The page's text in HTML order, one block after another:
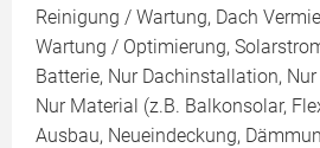
Reinigung / Wartung, Dach
Wartung / Optimierung,
Batterie, Nur Dachinstallation,
Nur Material (z.B. Balkonsolar,
Ausbau, Neueindeckung,